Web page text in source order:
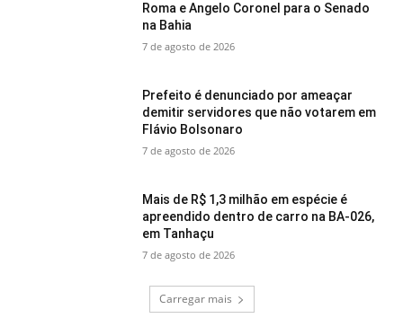
Roma e Angelo Coronel para o Senado
na Bahia
7 de agosto de 2026
Prefeito é denunciado por ameaçar
demitir servidores que não votarem em
Flávio Bolsonaro
7 de agosto de 2026
Mais de R$ 1,3 milhão em espécie é
apreendido dentro de carro na BA-026,
em Tanhaçu
7 de agosto de 2026
Carregar mais